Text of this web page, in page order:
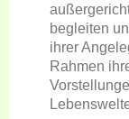
begleiten
ihrer
Rahmen